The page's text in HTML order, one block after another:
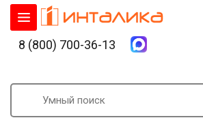
8 (800) 700-36-13